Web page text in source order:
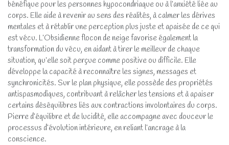
bénéfique pour les personnes hypocondriaque ou à l’anxiété liée au
corps. Elle aide à revenir au sens des réalités, à calmer les dérives
mentales et à rétablir une perception plus juste et apaisée de ce qui
est vécu. L’Obsidienne flocon de neige favorise également la
transformation du vécu, en aidant à tirer le meilleur de chaque
situation, qu’elle soit perçue comme positive ou difficile. Elle
développe la capacité à reconnaître les signes, messages et
synchronicités. Sur le plan physique, elle possède des propriétés
antispasmodiques, contribuant à relâcher les tensions et à apaiser
certains déséquilibres liés aux contractions involontaires du corps.
Pierre d’équilibre et de lucidité, elle accompagne avec douceur le
processus d’évolution intérieure, en reliant l’ancrage à la
conscience.